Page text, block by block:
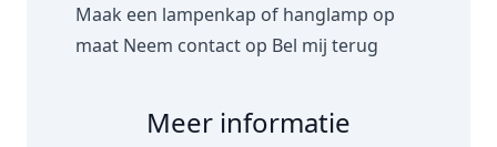
Maak een lampenkap of hanglamp op
maat Neem contact op Bel mij terug
Meer informatie